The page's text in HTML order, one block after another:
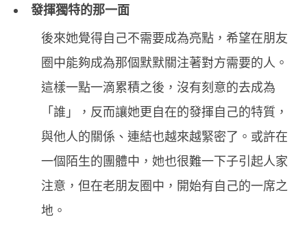
發揮獨特的那一面
後來她覺得自己不需要成為亮點，希望在朋友
圈中能夠成為那個默默關注著對方需要的人。
這樣一點一滴累積之後，沒有刻意的去成為
「誰」，反而讓她更自在的發揮自己的特質，
與他人的關係、連結也越來越緊密了。或許在
一個陌生的團體中，她也很難一下子引起人家
注意，但在老朋友圈中，開始有自己的一席之
地。